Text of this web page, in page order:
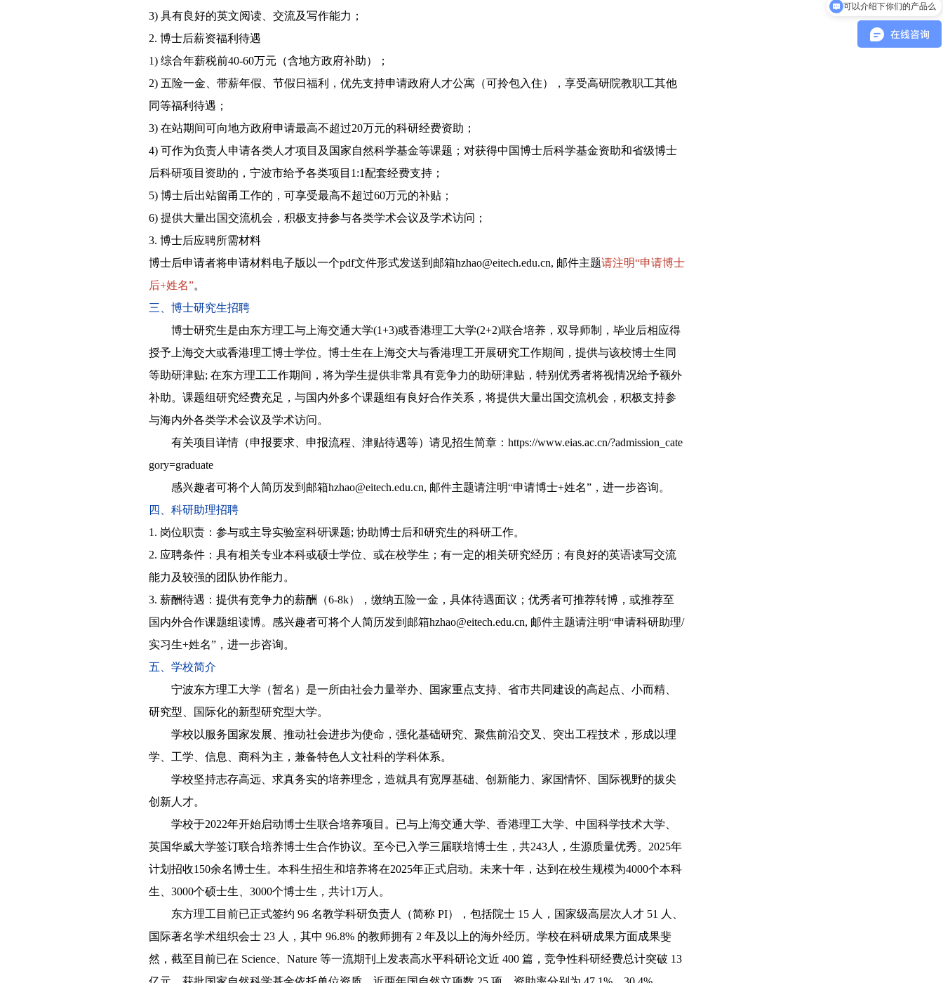
3) 具有良好的英文阅读、交流及写作能力；
2. 博士后薪资福利待遇
1) 综合年薪税前40-60万元（含地方政府补助）；
2) 五险一金、带薪年假、节假日福利，优先支持申请政府人才公寓（可拎包入住），享受高研院教职工其他
同等福利待遇；
3) 在站期间可向地方政府申请最高不超过20万元的科研经费资助；
4) 可作为负责人申请各类人才项目及国家自然科学基金等课题；对获得中国博士后科学基金资助和省级博士
后科研项目资助的，宁波市给予各类项目1:1配套经费支持；
5) 博士后出站留甬工作的，可享受最高不超过60万元的补贴；
6) 提供大量出国交流机会，积极支持参与各类学术会议及学术访问；
3. 博士后应聘所需材料
博士后申请者将申请材料电子版以一个pdf文件形式发送到邮箱hzhao@eitech.edu.cn, 邮件主题请注明“申请博士
后+姓名”。
三、博士研究生招聘
博士研究生是由东方理工与上海交通大学(1+3)或香港理工大学(2+2)联合培养，双导师制，毕业后相应得
授予上海交大或香港理工博士学位。博士生在上海交大与香港理工开展研究工作期间，提供与该校博士生同
等助研津贴; 在东方理工工作期间，将为学生提供非常具有竞争力的助研津贴，特别优秀者将视情况给予额外
补助。课题组研究经费充足，与国内外多个课题组有良好合作关系，将提供大量出国交流机会，积极支持参
与海内外各类学术会议及学术访问。
有关项目详情（申报要求、申报流程、津贴待遇等）请见招生简章：https://www.eias.ac.cn/?admission_cate
gory=graduate
感兴趣者可将个人简历发到邮箱hzhao@eitech.edu.cn, 邮件主题请注明“申请博士+姓名”，进一步咨询。
四、科研助理招聘
1. 岗位职责： 参与或主导实验室科研课题; 协助博士后和研究生的科研工作。
2. 应聘条件： 具有相关专业本科或硕士学位、或在校学生；有一定的相关研究经历；有良好的英语读写交流
能力及较强的团队协作能力。
3. 薪酬待遇： 提供有竞争力的薪酬（6-8k），缴纳五险一金，具体待遇面议；优秀者可推荐转博，或推荐至
国内外合作课题组读博。感兴趣者可将个人简历发到邮箱hzhao@eitech.edu.cn, 邮件主题请注明“申请科研助理/
实习生+姓名”，进一步咨询。
五、学校简介
宁波东方理工大学（暂名）是一所由社会力量举办、国家重点支持、省市共同建设的高起点、小而精、
研究型、国际化的新型研究型大学。
学校以服务国家发展、推动社会进步为使命，强化基础研究、聚焦前沿交叉、突出工程技术，形成以理
学、工学、信息、商科为主，兼备特色人文社科的学科体系。
学校坚持志存高远、求真务实的培养理念，造就具有宽厚基础、创新能力、家国情怀、国际视野的拔尖
创新人才。
学校于2022年开始启动博士生联合培养项目。已与上海交通大学、香港理工大学、中国科学技术大学、
英国华威大学签订联合培养博士生合作协议。至今已入学三届联培博士生，共243人，生源质量优秀。2025年
计划招收150余名博士生。本科生招生和培养将在2025年正式启动。未来十年，达到在校生规模为4000个本科
生、3000个硕士生、3000个博士生，共计1万人。
东方理工目前已正式签约 96 名教学科研负责人（简称 PI），包括院士 15 人，国家级高层次人才 51 人、
国际著名学术组织会士 23 人，其中 96.8% 的教师拥有 2 年及以上的海外经历。学校在科研成果方面成果斐
然，截至目前已在 Science、Nature 等一流期刊上发表高水平科研论文近 400 篇，竞争性科研经费总计突破 13
可以介绍下你们的产品么